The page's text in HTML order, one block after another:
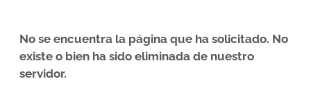
No se encuentra la página que ha solicitado. No
existe o bien ha sido eliminada de nuestro
servidor.